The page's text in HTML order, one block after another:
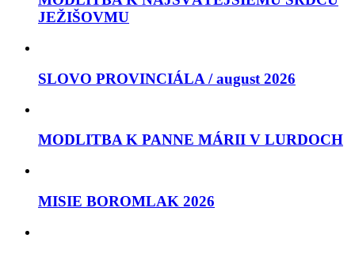
JEŽIŠOVMU
SLOVO PROVINCIÁLA / august 2026
MODLITBA K PANNE MÁRII V LURDOCH
MISIE BOROMLAK 2026